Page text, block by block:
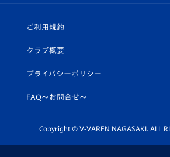
ホームタウン
平和祈念活動
ホームタウン活動
U-18
スクール
ヴィヴィくんインスタグラム
公式LINE＠
ご利用規約
クラブ概要
プライバシーポリシー
FAQ〜お問合せ〜
Copyright © V-VAREN NAGASAKI. ALL